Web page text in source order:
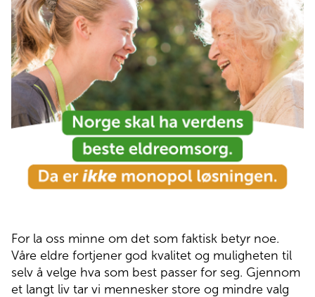
Jobb hos oss
For la oss minne om det som faktisk betyr noe.
Våre eldre fortjener god kvalitet og muligheten til
selv å velge hva som best passer for seg. Gjennom
et langt liv tar vi mennesker store og mindre valg